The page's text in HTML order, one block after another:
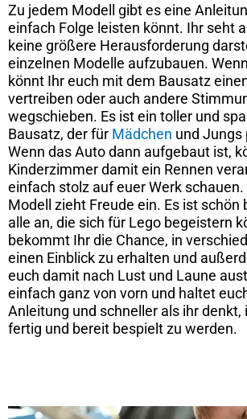
Zu jedem Modell gibt es eine
einfach Folge leisten könnt. Ihr seht
keine größere Herausforderung
einzelnen Modelle aufzubauen.
könnt Ihr euch mit dem Bausatz
vertreiben oder auch andere
wegschieben. Es ist ein toller und
Bausatz, der für Mädchen und Jungs
Wenn das Auto dann aufgebaut ist,
Kinderzimmer damit ein Rennen
einfach stolz auf euer Werk
Modell zieht Freude ein. Es ist schön
alle an, die sich für Lego begeistern
bekommt Ihr die Chance, in
einen Einblick zu erhalten und
euch damit nach Lust und Laune
einfach ganz von vorn und haltet
Anleitung und schneller als ihr denkt,
fertig und bereit bespielt zu werden.